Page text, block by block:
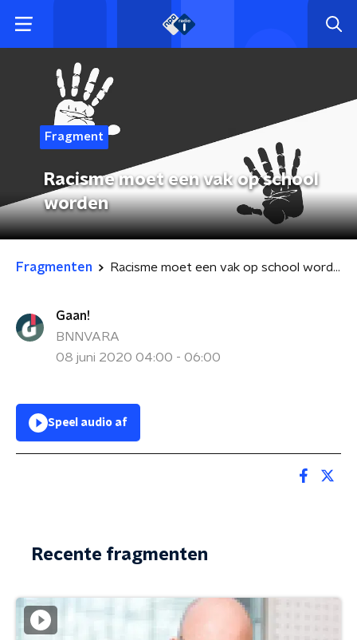
Fragment
Racisme moet een vak op school
worden
Fragmenten Racisme moet een vak op school worden
Gaan!
BNNVARA
08 juni 2020 04:00 - 06:00
Speel audio af
Recente fragmenten